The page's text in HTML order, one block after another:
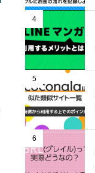
4
5
6